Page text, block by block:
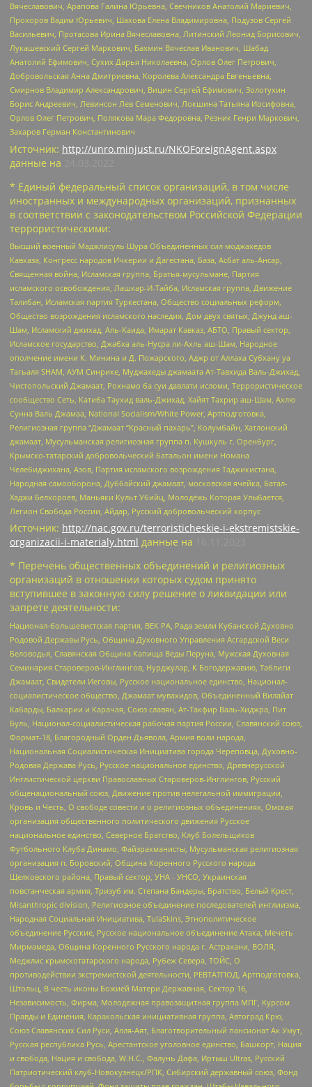
Вячеславович, Арапова Галина Юрьевна, Свечников Анатолий Мариевич,
Прохоров Вадим Юрьевич, Шахова Елена Владимировна, Подузов Сергей
Васильевич, Протасова Ирина Вячеславовна, Литинский Леонид Борисович,
Лукашевский Сергей Маркович, Бахмин Вячеслав Иванович, Шабад
Анатолий Ефимович, Сухих Дарья Николаевна, Орлов Олег Петрович,
Добровольская Анна Дмитриевна, Королева Александра Евгеньевна,
Смирнов Владимир Александрович, Вицин Сергей Ефимович, Золотухин
Борис Андреевич, Левинсон Лев Семенович, Локшина Татьяна Иосифовна,
Орлов Олег Петрович, Полякова Мара Федоровна, Резник Генри Маркович,
Захаров Герман Константинович
Источник: http://unro.minjust.ru/NKOForeignAgent.aspx
данные на
* Единый федеральный список организаций, в том числе
иностранных и международных организаций, признанных
в соответствии с законодательством Российской Федерации
террористическими:
Высший военный Маджлисуль Шура Объединенных сил моджахедов
Кавказа, Конгресс народов Ичкерии и Дагестана, База, Асбат аль-Ансар,
Священная война, Исламская группа, Братья-мусульмане, Партия
исламского освобождения, Лашкар-И-Тайба, Исламская группа, Движение
Талибан, Исламская партия Туркестана, Общество социальных реформ,
Общество возрождения исламского наследия, Дом двух святых, Джунд аш-
Шам, Исламский джихад, Аль-Каида, Имарат Кавказ, АБТО, Правый сектор,
Исламское государство, Джабха аль-Нусра ли-Ахль аш-Шам, Народное
ополчение имени К. Минина и Д. Пожарского, Аджр от Аллаха Субхану уа
Тагьаля SHAM, АУМ Синрике, Муджахеды джамаата Ат-Тавхида Валь-Джихад,
Чистопольский Джамаат, Рохнамо ба суи давлати исломи, Террористическое
сообщество Сеть, Катиба Таухид валь-Джихад, Хайят Тахрир аш-Шам, Ахлю
Сунна Валь Джамаа, National Socialism/White Power, Артподготовка,
Религиозная группа “Джамаат “Красный пахарь”, Колумбайн, Хатлонский
джамаат, Мусульманская религиозная группа п. Кушкуль г. Оренбург,
Крымско-татарский добровольческий батальон имени Номана
Челебиджихана, Азов, Партия исламского возрождения Таджикистана,
Народная самооборона, Дуббайский джамаат, московская ячейка, Батал-
Хаджи Белхороев, Маньяки Культ Убийц, Молодёжь Которая Улыбается,
Легион Свобода России, Айдар, Русский добровольческий корпус
Источник: http://nac.gov.ru/terroristicheskie-i-ekstremistskie-
organizacii-i-materialy.html данные на
* Перечень общественных объединений и религиозных
организаций в отношении которых судом принято
вступившее в законную силу решение о ликвидации или
запрете деятельности:
Национал-большевистская партия, ВЕК РА, Рада земли Кубанской Духовно
Родовой Державы Русь, Община Духовного Управления Асгардской Веси
Беловодья, Славянская Община Капища Веды Перуна, Мужская Духовная
Семинария Староверов-Инглингов, Нурджулар, К Богодержавию, Таблиги
Джамаат, Свидетели Иеговы, Русское национальное единство, Национал-
социалистическое общество, Джамаат мувахидов, Объединенный Вилайат
Кабарды, Балкарии и Карачая, Союз славян, Ат-Такфир Валь-Хиджра, Пит
Буль, Национал-социалистическая рабочая партия России, Славянский союз,
Формат-18, Благородный Орден Дьявола, Армия воли народа,
Национальная Социалистическая Инициатива города Череповца, Духовно-
Родовая Держава Русь, Русское национальное единство, Древнерусской
Инглистической церкви Православных Староверов-Инглингов, Русский
общенациональный союз, Движение против нелегальной иммиграции,
Кровь и Честь, О свободе совести и о религиозных объединениях, Омская
организация общественного политического движения Русское
национальное единство, Северное Братство, Клуб Болельщиков
Футбольного Клуба Динамо, Файзрахманисты, Мусульманская религиозная
организация п. Боровский, Община Коренного Русского народа
Щелковского района, Правый сектор, УНА - УНСО, Украинская
повстанческая армия, Тризуб им. Степана Бандеры, Братство, Белый Крест,
Misanthropic division, Религиозное объединение последователей инглиизма,
Народная Социальная Инициатива, TulaSkins, Этнополитическое
объединение Русские, Русское национальное объединение Атака, Мечеть
Мирмамеда, Община Коренного Русского народа г. Астрахани, ВОЛЯ,
Меджлис крымскотатарского народа, Рубеж Севера, ТОЙС, О
противодействии экстремистской деятельности, РЕВТАТПОД, Артподготовка,
Штольц, В честь иконы Божией Матери Державная, Сектор 16,
Независимость, Фирма, Молодежная правозащитная группа МПГ, Курсом
Правды и Единения, Каракольская инициативная группа, Автоград Крю,
Союз Славянских Сил Руси, Алля-Аят, Благотворительный пансионат Ак Умут,
Русская республика Русь, Арестантское уголовное единство, Башкорт, Нация
и свобода, Нация и свобода, W.H.С., Фалунь Дафа, Иртыш Ultras, Русский
Патриотический клуб-Новокузнецк/РПК, Сибирский державный союз, Фонд